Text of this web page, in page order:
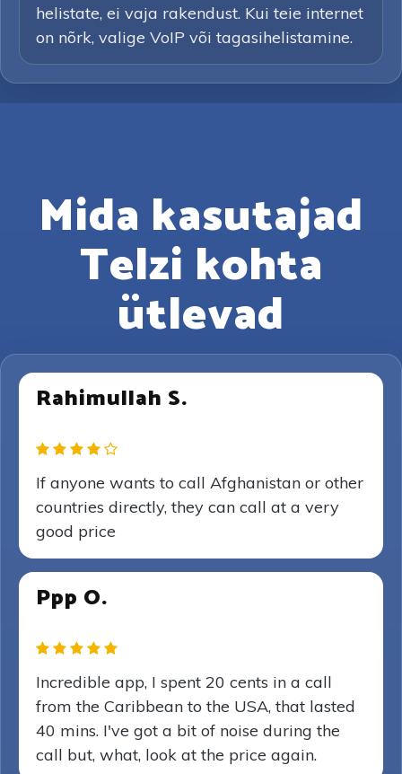
helistate, ei vaja rakendust. Kui teie internet
on nõrk, valige VoIP või tagasihelistamine.
Mida kasutajad
Telzi kohta
ütlevad
Rahimullah S.
If anyone wants to call Afghanistan or other
countries directly, they can call at a very
good price
Ppp O.
Incredible app, I spent 20 cents in a call
from the Caribbean to the USA, that lasted
40 mins. I've got a bit of noise during the
call but, what, look at the price again.